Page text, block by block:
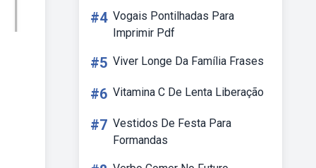
#4 Vogais Pontilhadas Para
Imprimir Pdf
#5 Viver Longe Da Família Frases
#6 Vitamina C De Lenta Liberação
#7 Vestidos De Festa Para
Formandas